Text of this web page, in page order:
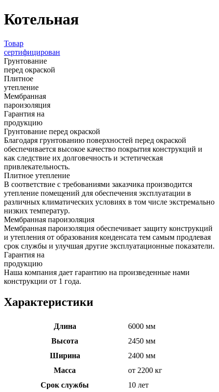
Котельная
Товар
сертифицирован
Грунтование
перед окраской
Плитное
утепление
Мембранная
пароизоляция
Гарантия на
продукцию
Грунтование перед окраской
Благодаря грунтованию поверхностей перед окраской
обеспечивается высокое качество покрытия конструкций и
как следствие их долговечность и эстетическая
привлекательность.
Плитное утепление
В соответствие с требованиями заказчика производится
утепление помещений для обеспечения эксплуатации в
различных климатических условиях в том числе экстремально
низких температур.
Мембранная пароизоляция
Мембранная пароизоляция обеспечивает защиту конструкций
и утепления от образования конденсата тем самым продлевая
срок службы и улучшая другие эксплуатационные показатели.
Гарантия на
продукцию
Наша компания дает гарантию на произведенные нами
конструкции от 1 года.
Характеристики
Длина
6000 мм
Высота
2450 мм
Ширина
2400 мм
Масса
от 2200 кг
Срок службы
10 лет